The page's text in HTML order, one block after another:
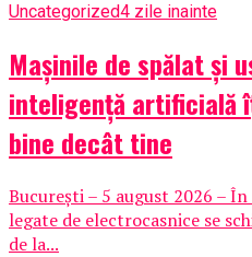
Uncategorized4 zile inainte
Mașinile de spălat și
inteligență artificială
bine decât tine
București – 5 august 2026 –
legate de electrocasnice se
de la...